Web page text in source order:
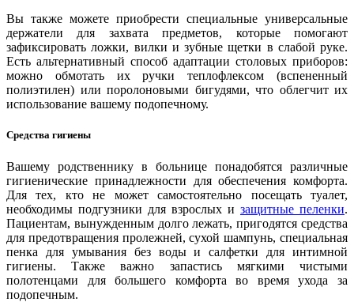
Вы также можете приобрести специальные универсальные
держатели для захвата предметов, которые помогают
зафиксировать ложки, вилки и зубные щетки в слабой руке.
Есть альтернативный способ адаптации столовых приборов:
можно обмотать их ручки теплофлексом (вспененный
полиэтилен) или поролоновыми бигудями, что облегчит их
использование вашему подопечному.
Средства гигиены
Вашему родственнику в больнице понадобятся различные
гигиенические принадлежности для обеспечения комфорта.
Для тех, кто не может самостоятельно посещать туалет,
необходимы подгузники для взрослых и защитные пеленки.
Пациентам, вынужденным долго лежать, пригодятся средства
для предотвращения пролежней, сухой шампунь, специальная
пенка для умывания без воды и салфетки для интимной
гигиены. Также важно запастись мягкими чистыми
полотенцами для большего комфорта во время ухода за
подопечным.